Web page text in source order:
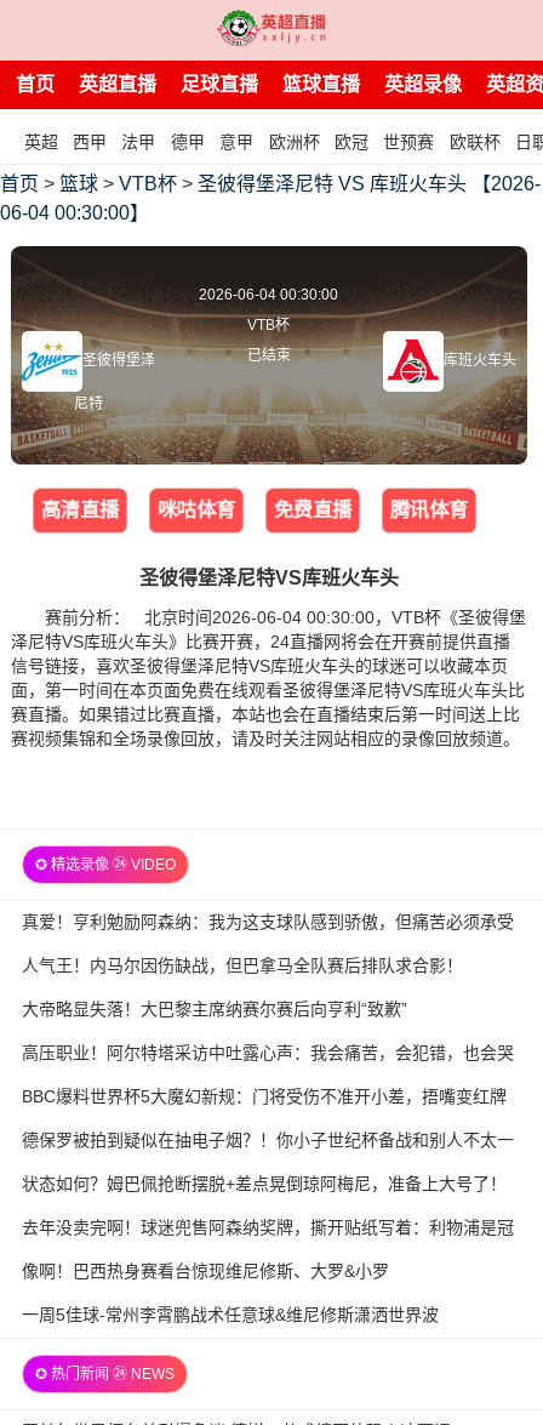
首页 英超直播 足球直播 篮球直播 英超录像 英超
英超 西甲 法甲 德甲 意甲 欧洲杯 欧冠 世预赛 欧联杯 日
首页 > 篮球 > VTB杯 > 圣彼得堡泽尼特 VS 库班火车头 【2026-
06-04 00:30:00】
圣彼得堡泽
尼特
2026-06-04 00:30:00
VTB杯
已结束
库班火车头
高清直播 咪咕体育 免费直播 腾讯体育
圣彼得堡泽尼特VS库班火车头
赛前分析： 北京时间2026-06-04 00:30:00，VTB杯《圣彼得堡
泽尼特VS库班火车头》比赛开赛，24直播网将会在开赛前提供直播
信号链接，喜欢圣彼得堡泽尼特VS库班火车头的球迷可以收藏本页
面，第一时间在本页面免费在线观看圣彼得堡泽尼特VS库班火车头比
赛直播。如果错过比赛直播，本站也会在直播结束后第一时间送上比
赛视频集锦和全场录像回放，请及时关注网站相应的录像回放频道。
✪ 精选录像 ㉔ VIDEO
真爱！亨利勉励阿森纳：我为这支球队感到骄傲，但痛苦必须承受
人气王！内马尔因伤缺战，但巴拿马全队赛后排队求合影！
大帝略显失落！大巴黎主席纳赛尔赛后向亨利“致歉”
高压职业！阿尔特塔采访中吐露心声：我会痛苦，会犯错，也会哭
BBC爆料世界杯5大魔幻新规：门将受伤不准开小差，捂嘴变红牌
德保罗被拍到疑似在抽电子烟？！你小子世纪杯备战和别人不太一
样
状态如何？姆巴佩抢断摆脱+差点晃倒琼阿梅尼，准备上大号了！
去年没卖完啊！球迷兜售阿森纳奖牌，撕开贴纸写着：利物浦是冠
军
像啊！巴西热身赛看台惊现维尼修斯、大罗&小罗
一周5佳球-常州李霄鹏战术任意球&维尼修斯潇洒世界波
✪ 热门新闻 ㉔ NEWS